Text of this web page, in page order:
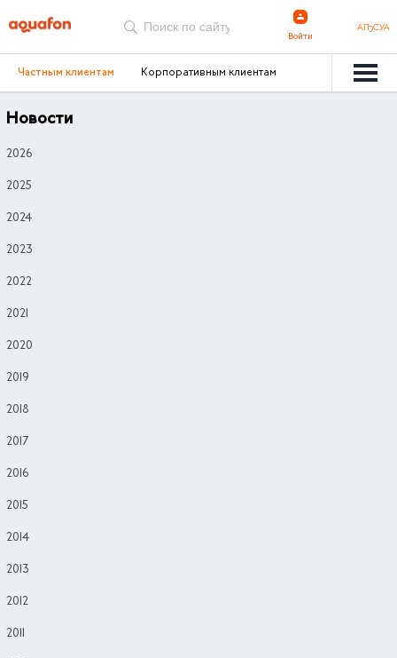
Войти
АҦСУА
Частным клиентам Корпоративным клиентам
Новости
2026
2025
2024
2023
2022
2021
2020
2019
2018
2017
2016
2015
2014
2013
2012
2011